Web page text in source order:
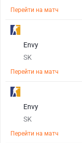
Перейти на матч
Envy
SK
Перейти на матч
Envy
SK
Перейти на матч